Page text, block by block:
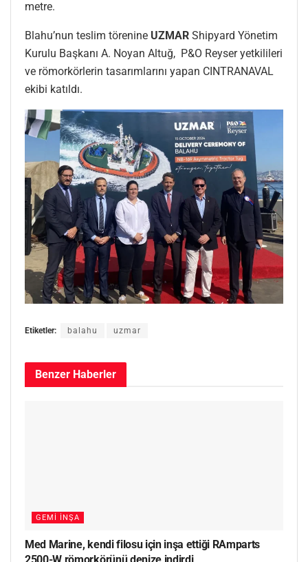
metre.
Blahu’nun teslim törenine UZMAR Shipyard Yönetim
Kurulu Başkanı A. Noyan Altuğ, P&O Reyser yetkilileri
ve römorkörlerin tasarımlarını yapan CINTRANAVAL
ekibi katıldı.
Etiketler: balahu uzmar
Benzer Haberler
GEMI İNŞA
Med Marine, kendi filosu için inşa ettiği RAmparts